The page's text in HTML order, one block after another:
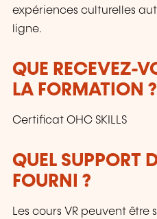
expériences culturelles
ligne.
QUE RECEVEZ-
LA FORMATION ?
Certificat OHC SKILLS
QUEL SUPPORT
FOURNI ?
Les cours VR peuvent être